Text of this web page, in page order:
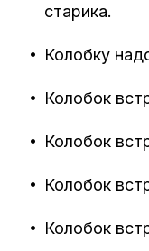
старика.
• Колобку
• Колобок
• Колобок
• Колобок
• Колобок